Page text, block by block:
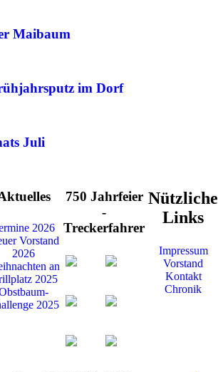
Maibaum
im Dorf
Juli
2026
Vorstand
2026
an
2025
2025
750 Jahrfeier
-
Treckerfahrer
Nützliche
Links
Impressum
Vorstand
Kontakt
Chronik